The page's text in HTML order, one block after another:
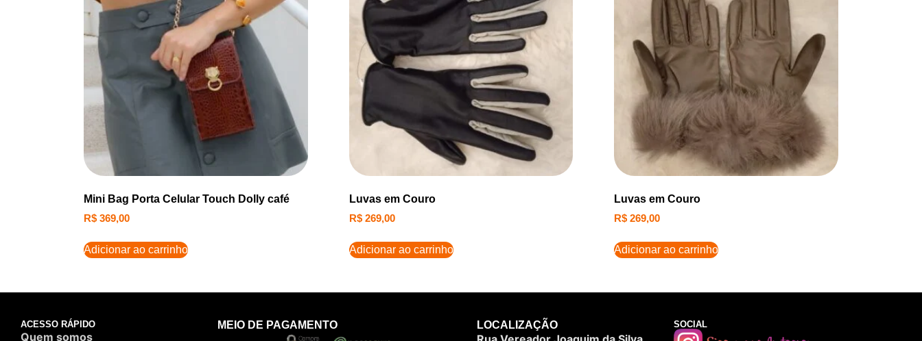
Mini Bag Porta Celular Touch Dolly café
R$ 369,00
Adicionar ao carrinho
Luvas em Couro
R$269,00
Adicionar ao carrinho
Luvas em Couro
R$ 269,00
Adicionar ao carrinho
ACESSO RÁPIDO
Quem somos
MEIO DE PAGAMENTO LOCALIZAÇÃO SOCIAL